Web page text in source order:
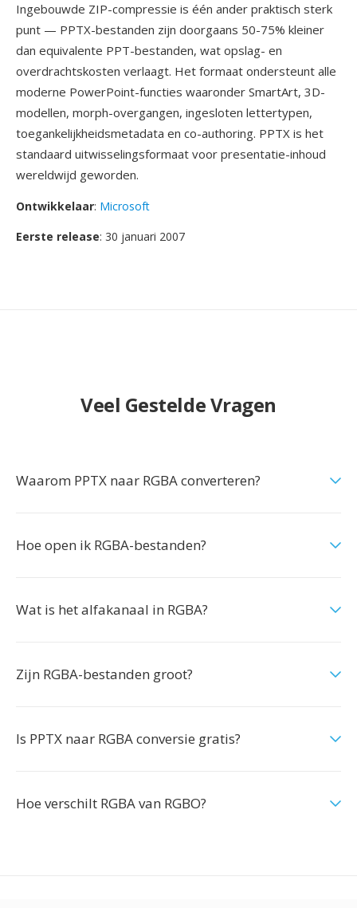
Ingebouwde ZIP-compressie is één ander praktisch sterk
punt — PPTX-bestanden zijn doorgaans 50-75% kleiner
dan equivalente PPT-bestanden, wat opslag- en
overdrachtskosten verlaagt. Het formaat ondersteunt alle
moderne PowerPoint-functies waaronder SmartArt, 3D-
modellen, morph-overgangen, ingesloten lettertypen,
toegankelijkheidsmetadata en co-authoring. PPTX is het
standaard uitwisselingsformaat voor presentatie-inhoud
wereldwijd geworden.
Ontwikkelaar: Microsoft
Eerste release: 30 januari 2007
Veel Gestelde Vragen
Waarom PPTX naar RGBA converteren?
Hoe open ik RGBA-bestanden?
Wat is het alfakanaal in RGBA?
Zijn RGBA-bestanden groot?
Is PPTX naar RGBA conversie gratis?
Hoe verschilt RGBA van RGBO?